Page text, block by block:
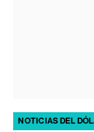
NOTICIAS DEL